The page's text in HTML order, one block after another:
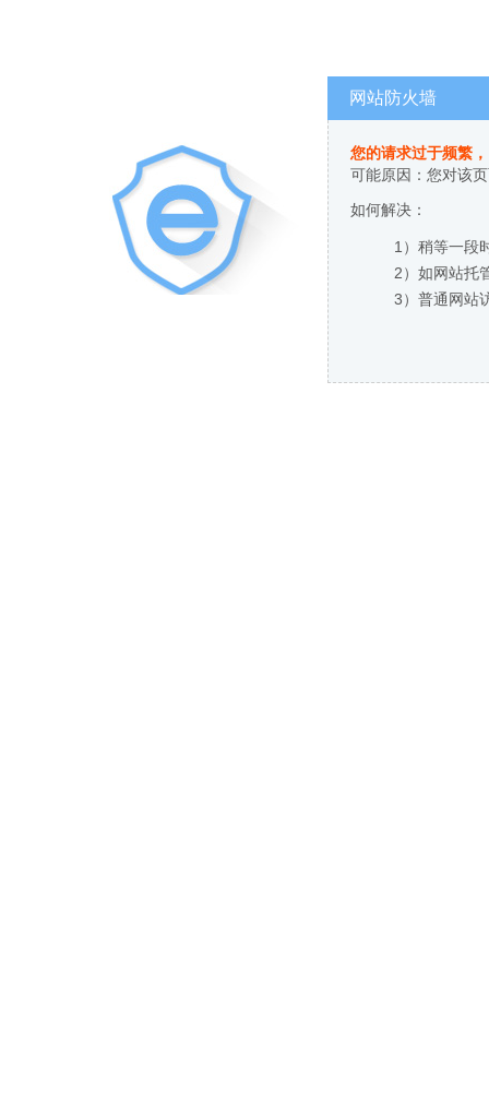
网站防火墙
您的请求过于频繁
可能原因：您对该
如何解决：
1）稍等一段
2）如网站托
3）普通网站